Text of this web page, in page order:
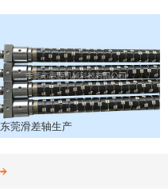
东莞滑差轴生产